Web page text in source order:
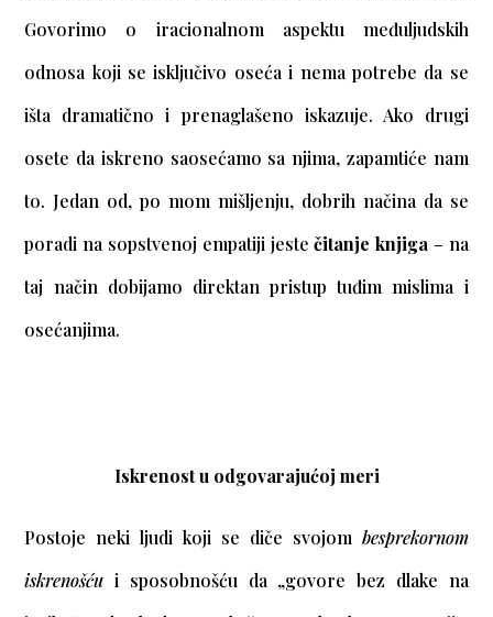
Govorimo o iracionalnom aspektu međuljudskih
odnosa koji se isključivo oseća i nema potrebe da se
išta dramatično i prenaglašeno iskazuje. Ako drugi
osete da iskreno saosećamo sa njima, zapamtiće nam
to. Jedan od, po mom mišljenju, dobrih načina da se
poradi na sopstvenoj empatiji jestečitanje knjiga – na
taj način dobijamo direktan pristup tuđim mislima i
osećanjima.
Iskrenost u odgovarajućoj meri
Postoje neki ljudi koji se diče svojom besprekornom
iskrenošću i sposobnošću da „govore bez dlake na